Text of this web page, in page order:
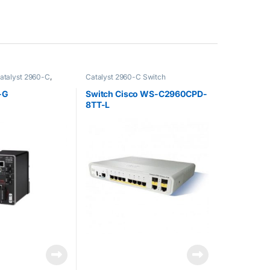
2960-C,
X
Catalyst 2960-C Switch
Switch Cisco WS-C2960CPD-
8TT-L